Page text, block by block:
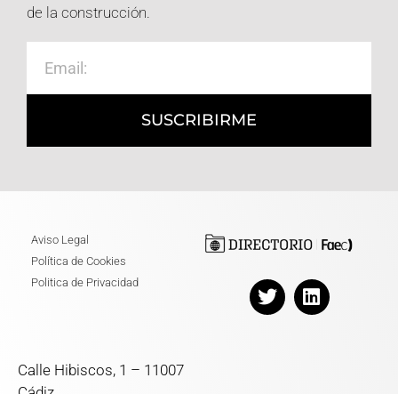
de la construcción.
SUSCRIBIRME
Aviso Legal
Política de Cookies
Politica de Privacidad
Calle Hibiscos, 1 – 11007